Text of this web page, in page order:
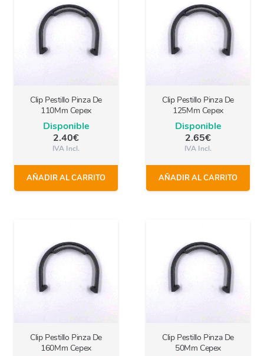
Clip Pestillo Pinza De
110Mm Cepex
Disponible
2.40€
IVA Incl.
AÑADIR AL CARRITO
Clip Pestillo Pinza De
125Mm Cepex
Disponible
2.65€
IVA Incl.
AÑADIR AL CARRITO
Clip Pestillo Pinza De
160Mm Cepex
Clip Pestillo Pinza De
50Mm Cepex